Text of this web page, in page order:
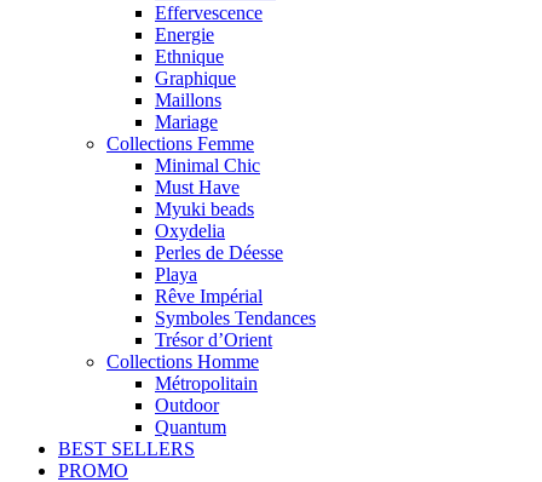
Effervescence
Energie
Ethnique
Graphique
Maillons
Mariage
Collections Femme
Minimal Chic
Must Have
Myuki beads
Oxydelia
Perles de Déesse
Playa
Rêve Impérial
Symboles Tendances
Trésor d’Orient
Collections Homme
Métropolitain
Outdoor
Quantum
BEST SELLERS
PROMO